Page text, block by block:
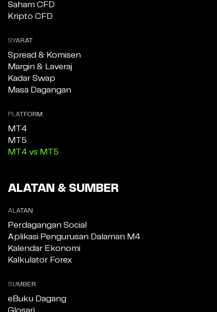
Saham CFD
Kripto CFD
SYARAT
Spread & Komisen
Margin & Laveraj
Kadar Swap
Masa Dagangan
PLATFORM
MT4
MT5
MT4 vs MT5
ALATAN & SUMBER
ALATAN
Perdagangan Social
Aplikasi Pengurusan Dalaman M4
Kalendar Ekonomi
Kalkulator Forex
SUMBER
eBuku Dagang